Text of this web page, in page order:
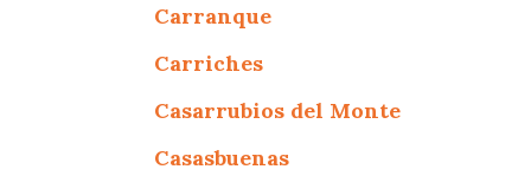
Carranque
Carriches
Casarrubios del Monte
Casasbuenas